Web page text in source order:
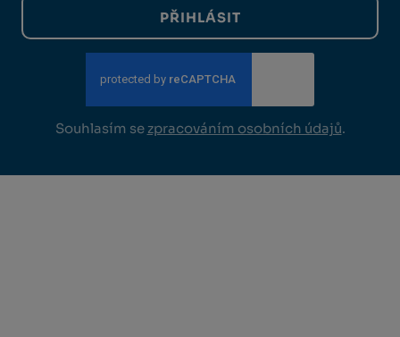
PŘIHLÁSIT
Souhlasím se zpracováním osobních údajů.